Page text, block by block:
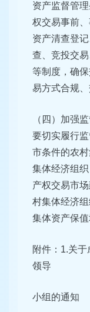
资产监督管
权交易事前
资产清查登
查、竞投交
等制度，确
易方式合规、
（四）加强
要切实履行
市条件的农
集体经济组
产权交易市
村集体经济
集体资产保值
附件：1.关
领导
小组的通知